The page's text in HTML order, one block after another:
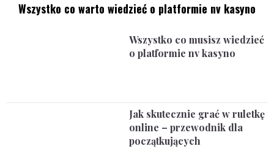
Wszystko co warto wiedzieć o platformie nv kasyno
Wszystko co musisz wiedzieć
o platformie nv kasyno
Jak skutecznie grać w ruletkę
online – przewodnik dla
początkujących